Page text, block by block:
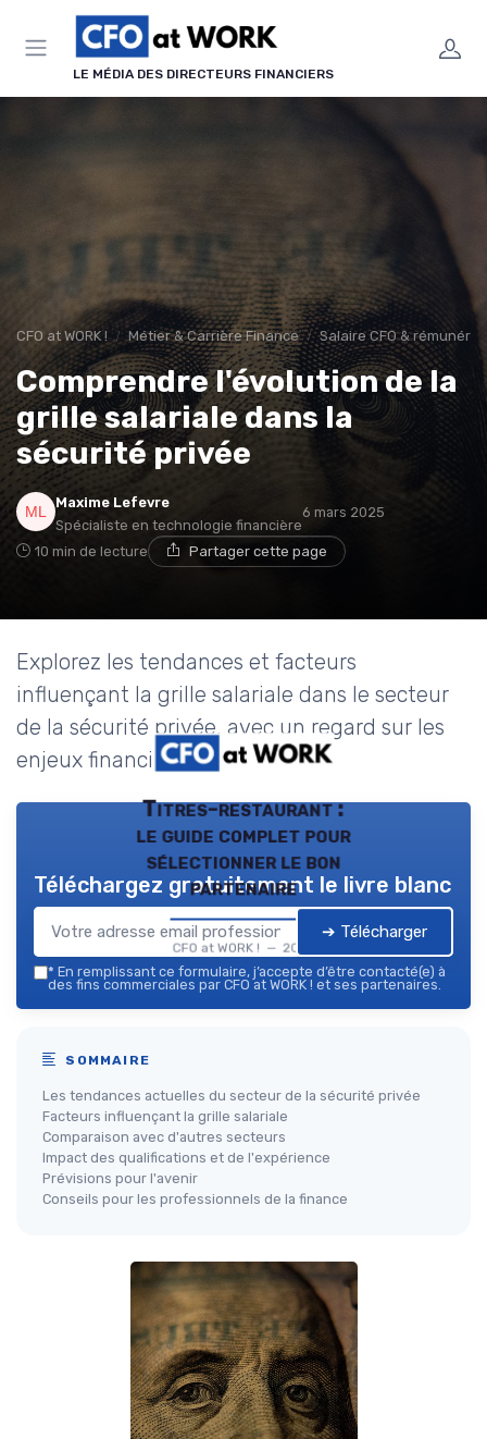
LE MÉDIA DES DIRECTEURS FINANCIERS
CFO at WORK ! Métier & Carrière Finance Salaire CFO &
Comprendre l'évolution de la
grille salariale dans la
sécurité privée
Maxime Lefevre
Spécialiste en technologie financière
6 mars 2025
10 min de lecture Partager cette page
Explorez les tendances et facteurs
influençant la grille salariale dans le secteur
de la sécurité privée, avec un regard sur les
enjeux financiers.
Titres-restaurant :
le guide complet pour
sélectionner le bon
partenaire
CFO at WORK ! — 2026
Téléchargez gratuitement le livre blanc
➔ Télécharger
* En remplissant ce formulaire, j’accepte d’être contacté(e) à
des fins commerciales par CFO at WORK ! et ses partenaires.
SOMMAIRE
Les tendances actuelles du secteur de la sécurité privée
Facteurs influençant la grille salariale
Comparaison avec d'autres secteurs
Impact des qualifications et de l'expérience
Prévisions pour l'avenir
Conseils pour les professionnels de la finance
Panneau de gestion des cookies